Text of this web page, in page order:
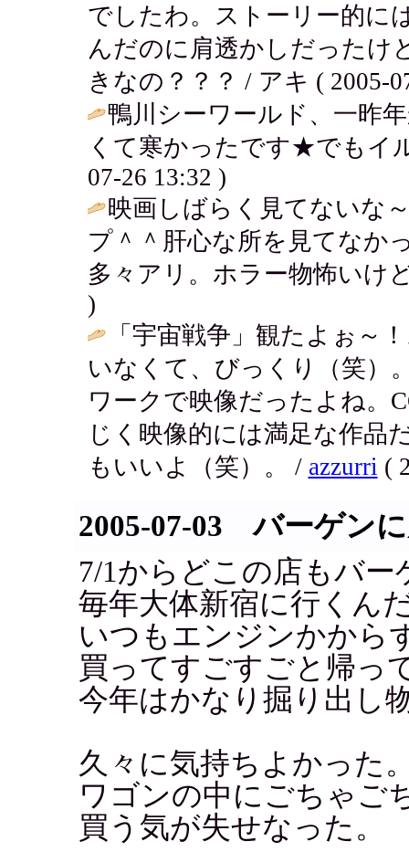
でしたわ。ストーリー的に
んだのに肩透かしだったけ
きなの？？？ / アキ ( 2005-
鴨川シーワールド、一昨
くて寒かったです★でもイ
07-26 13:32 )
映画しばらく見てないな
プ＾＾肝心な所を見てなか
多々アリ。ホラー物怖いけ
)
「宇宙戦争」観たよぉ～
いなくて、びっくり（笑）
ワークで映像だったよね。
じく映像的には満足な作品
もいいよ（笑）。 / azzurri (
2005-07-03 バーゲン
7/1からどこの店もバ
毎年大体新宿に行くん
いつもエンジンかから
買ってすごすごと帰っ
今年はかなり掘り出し
久々に気持ちよかった
ワゴンの中にごちゃご
買う気が失せなった。